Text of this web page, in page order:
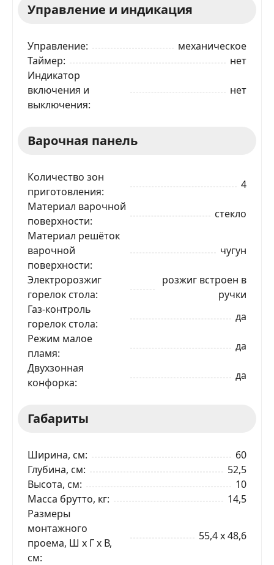
Управление и индикация
Управление
механическое
Таймер
нет
Индикатор
включения и
выключения
нет
Варочная панель
Количество зон
приготовления
4
Материал варочной
поверхности
стекло
Материал решёток
варочной
поверхности
чугун
Электророзжиг
горелок стола
розжиг встроен в
ручки
Газ-контроль
горелок стола
да
Режим малое
пламя
да
Двухзонная
конфорка
да
Габариты
Ширина, см
60
Глубина, см
52,5
Высота, см
10
Масса брутто, кг
14,5
Размеры
монтажного
проема, Ш x Г x В,
см
55,4 x 48,6
Я даю согласие на обработку моих персональных
данных в соответствии
площадки
ОТПРАВИТЬ ЗАЯВКУ